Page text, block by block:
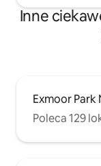
Inne
Exmoor
Poleca 129